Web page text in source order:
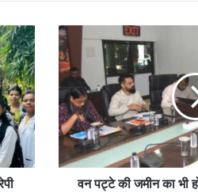
वन पट्टे की जमीन का भी